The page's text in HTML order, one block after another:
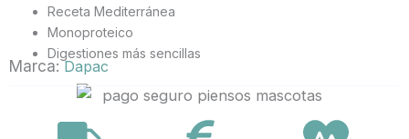
Receta Mediterránea
Monoproteico
Digestiones más sencillas
Marca:Dapac